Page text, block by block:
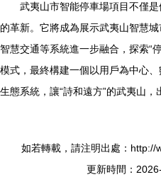
武夷山市智能停車場項目不僅
的革新。它將成為展示武夷山智慧
智慧交通等系統進一步融合，探索“
模式，最終構建一個以用戶為中心
生態系統，讓“詩和遠方”的武夷山，
如若轉載，請注明出處：http://
更新時間：